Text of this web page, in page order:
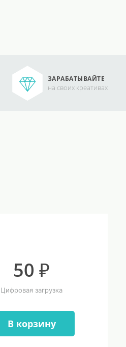
ЗАРАБАТЫВАЙТЕ
на своих креативах
50 ₽
Цифровая загрузка
В корзину